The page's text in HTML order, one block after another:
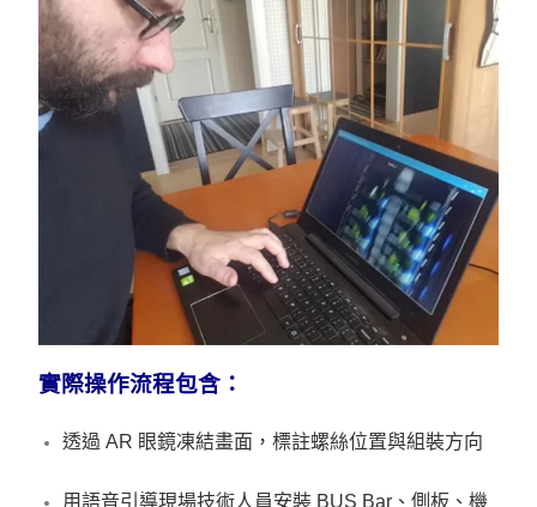
實際操作流程包含：
透過 AR 眼鏡凍結畫面，標註螺絲位置與組裝方向
用語音引導現場技術人員安裝 BUS Bar、側板、機